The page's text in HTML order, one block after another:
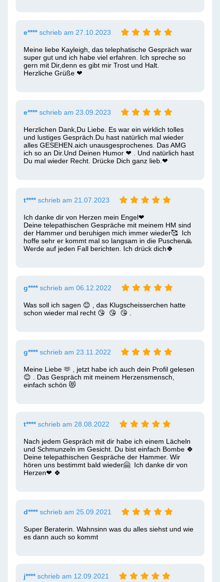
e****schrieb am 27.10.2023
Meine liebe Kayleigh, das telephatische Gespräch war
super gut und ich habe viel erfahren. Ich spreche so
gern mit Dir,denn es gibt mir Trost und Halt.
Herzliche Grüße ❤
e****schrieb am 23.09.2023
Herzlichen Dank,Du Liebe. Es war ein wirklich tolles
und lustiges Gespräch.Du hast natürlich mal wieder
alles GESEHEN.aich unausgesprochenes. Das AMG
ich so an Dir.Und Deinen Humor ❤ ️. Und natürlich hast
Du mal wieder Recht. Drücke Dich ganz lieb.❤ ️
t****schrieb am 21.07.2023
Ich danke dir von Herzen mein Engel❤ ️
Deine telepathischen Gespräche mit meinem HM sind
der Hammer und beruhigen mich immer wieder🥰  Ich
hoffe sehr er kommt mal so langsam in die Puschen🙏
Werde auf jeden Fall berichten. Ich drück dich🍀
g****schrieb am 06.12.2022
Was soll ich sagen 😊 , das Klugscheisserchen hatte
schon wieder mal recht 😘  😘  😘 .
g****schrieb am 23.11.2022
Meine Liebe 🫶 , jetzt habe ich auch dein Profil gelesen
😊 . Das Gespräch mit meinem Herzensmensch,
einfach schön 😻
t****schrieb am 28.08.2022
Nach jedem Gespräch mit dir habe ich einem Lächeln
und Schmunzeln im Gesicht. Du bist einfach Bombe 🍀
Deine telepathischen Gespräche der Hammer. Wir
hören uns bestimmt bald wieder🤗  Ich danke dir von
Herzen❤ ️🍀
d****schrieb am 25.09.2021
Super Beraterin. Wahnsinn was du alles siehst und wie
es dann auch so kommt
j****schrieb am 12.09.2021